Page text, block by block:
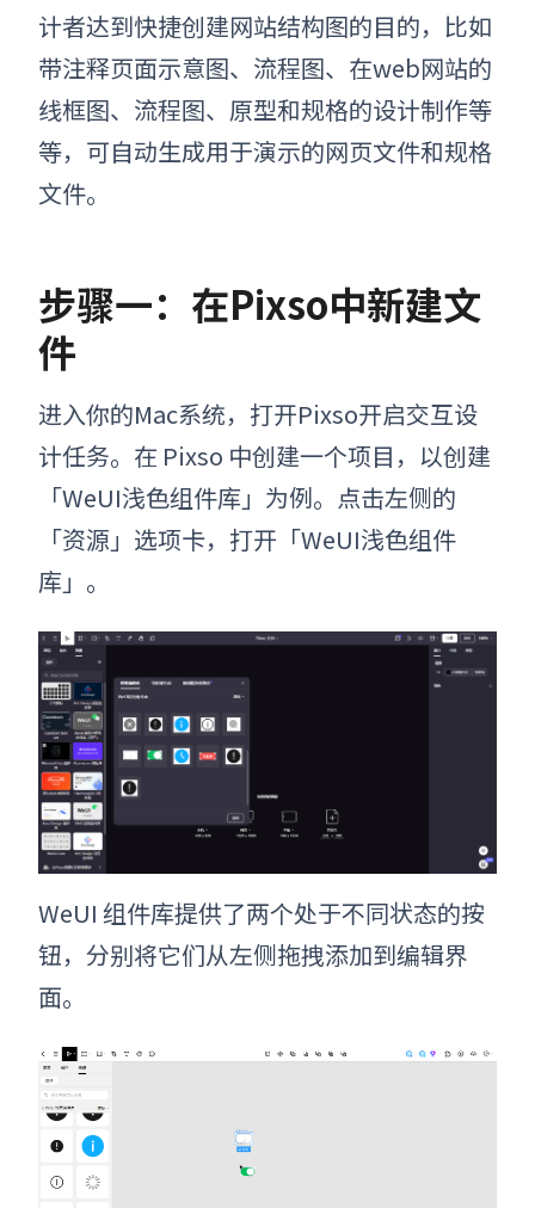
计者达到快捷创建网站结构图的目的，比如
带注释页面示意图、流程图、在web网站的
线框图、流程图、原型和规格的设计制作等
等，可自动生成用于演示的网页文件和规格
文件。
步骤一：在Pixso中新建文
件
进入你的Mac系统，打开Pixso开启交互设
计任务。在 Pixso 中创建一个项目，以创建
「WeUI浅色组件库」为例。点击左侧的
「资源」选项卡，打开「WeUI浅色组件
库」。
WeUI 组件库提供了两个处于不同状态的按
钮，分别将它们从左侧拖拽添加到编辑界
面。